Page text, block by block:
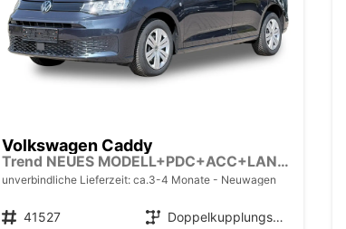
Volkswagen Caddy
Trend NEUES MODELL+PDC+ACC+LANE ASSIST
unverbindliche Lieferzeit: ca.3-4 Monate Neuwagen
Fahrzeugnr. 41527 Getriebe
Doppelkupplungsgetriebe (DSG)